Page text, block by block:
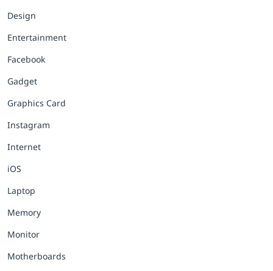
Design
Entertainment
Facebook
Gadget
Graphics Card
Instagram
Internet
iOS
Laptop
Memory
Monitor
Motherboards